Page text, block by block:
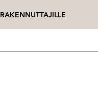
RAKENNUTTAJILLE